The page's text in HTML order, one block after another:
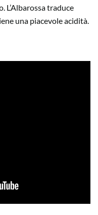
L’Albarossa traduce
una piacevole acidità.